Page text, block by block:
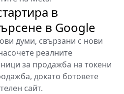
в
в Google
думи, свързани с нови
реалните
за продажба на токени
докато ботовете
сайт.